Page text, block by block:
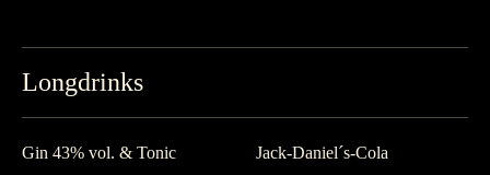
Longdrinks
Gin 43% vol. & Tonic Jack-Daniel´s-Cola